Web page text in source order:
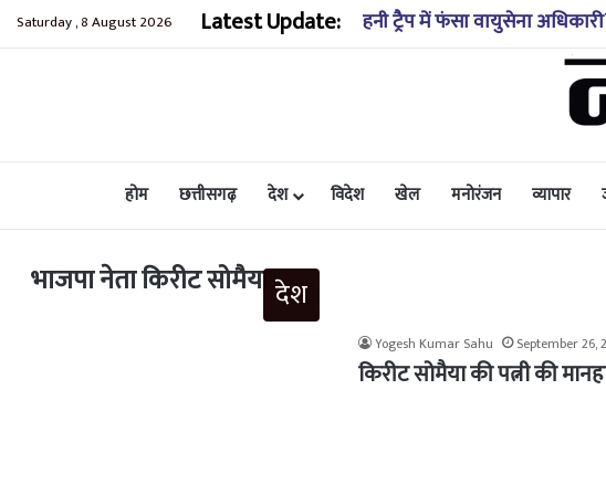
Saturday , 8 August 2026 Latest Update: लंबित मुकदमों की स्थिति 10-20
होम छत्तीसगढ़ देश विदेश खेल मनोरंजन व्यापार
भाजपा नेता किरीट सोमैयादेश
Yogesh Kumar Sahu September 26,
किरीट सोमैया की पत्नी की